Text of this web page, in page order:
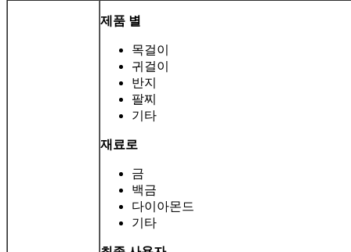
제품 별
목걸이
귀걸이
반지
팔찌
기타
재료로
금
백금
다이아몬드
기타